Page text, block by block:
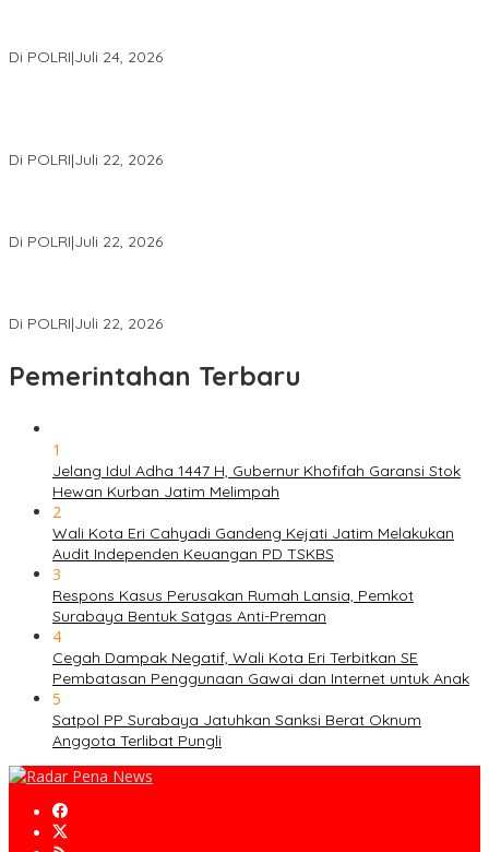
Di POLRI|Juli 24, 2026
Di POLRI|Juli 22, 2026
Di POLRI|Juli 22, 2026
Di POLRI|Juli 22, 2026
Pemerintahan Terbaru
1
Jelang Idul Adha 1447 H, Gubernur Khofifah Garansi Stok
Hewan Kurban Jatim Melimpah
2
Wali Kota Eri Cahyadi Gandeng Kejati Jatim Melakukan
Audit Independen Keuangan PD TSKBS
3
Respons Kasus Perusakan Rumah Lansia, Pemkot
Surabaya Bentuk Satgas Anti-Preman
4
Cegah Dampak Negatif, Wali Kota Eri Terbitkan SE
Pembatasan Penggunaan Gawai dan Internet untuk Anak
5
Satpol PP Surabaya Jatuhkan Sanksi Berat Oknum
Anggota Terlibat Pungli